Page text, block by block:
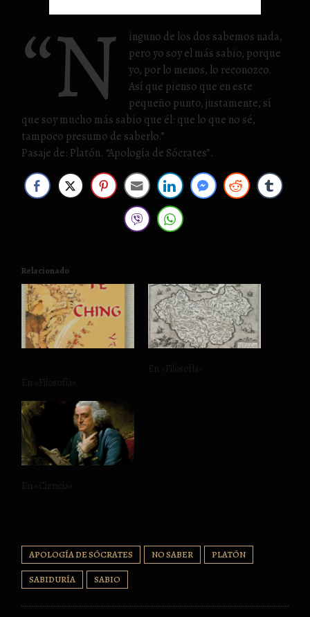
“N
inguno de los dos sabemos nada,
pero yo soy el más sabio, porque
yo, por lo menos, lo reconozco.
Así que pienso que en este
pequeño punto, justamente, sí
que soy mucho más sabio que él: que lo que no sé,
tampoco presumo de saberlo.”
Pasaje de: Platón. “Apología de Sócrates”.
Relacionado
APOLOGÍA DE SÓCRATES NO SABER PLATÓN
SABIDURÍA SABIO